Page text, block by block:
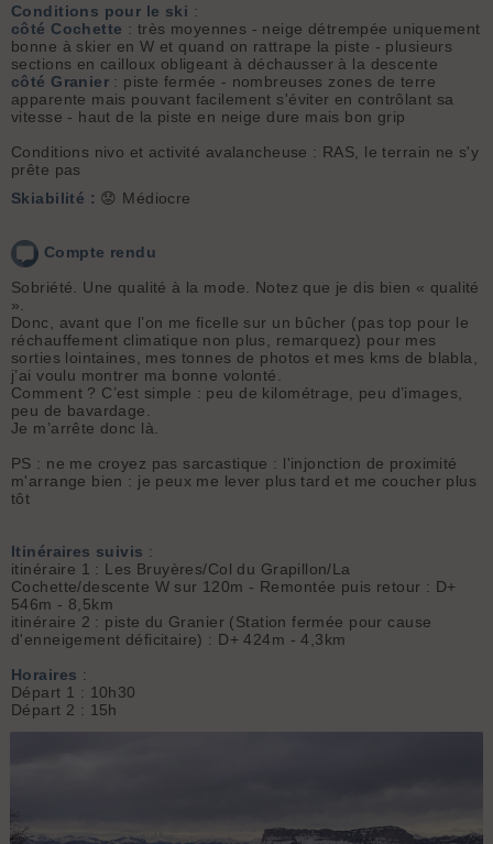
Conditions pour le ski :
côté Cochette : très moyennes - neige détrempée uniquement
bonne à skier en W et quand on rattrape la piste - plusieurs
sections en cailloux obligeant à déchausser à la descente
côté Granier : piste fermée - nombreuses zones de terre
apparente mais pouvant facilement s'éviter en contrôlant sa
vitesse - haut de la piste en neige dure mais bon grip
Conditions nivo et activité avalancheuse : RAS, le terrain ne s'y
prête pas
Skiabilité : 😟 Médiocre
Compte rendu
Sobriété. Une qualité à la mode. Notez que je dis bien « qualité
».
Donc, avant que l’on me ficelle sur un bûcher (pas top pour le
réchauffement climatique non plus, remarquez) pour mes
sorties lointaines, mes tonnes de photos et mes kms de blabla,
j’ai voulu montrer ma bonne volonté.
Comment ? C’est simple : peu de kilométrage, peu d’images,
peu de bavardage.
Je m’arrête donc là.
PS : ne me croyez pas sarcastique : l'injonction de proximité
m'arrange bien : je peux me lever plus tard et me coucher plus
tôt
Itinéraires suivis :
itinéraire 1 : Les Bruyères/Col du Grapillon/La
Cochette/descente W sur 120m - Remontée puis retour : D+
546m - 8,5km
itinéraire 2 : piste du Granier (Station fermée pour cause
d'enneigement déficitaire) : D+ 424m - 4,3km
Horaires :
Départ 1 : 10h30
Départ 2 : 15h